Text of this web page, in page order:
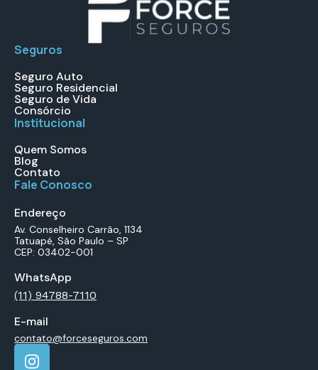
Seguros
Seguro Auto
Seguro Residencial
Seguro de Vida
Consórcio
Institucional
Quem Somos
Blog
Contato
Fale Conosco
Endereço
Av. Conselheiro Carrão, 1134
Tatuapé, São Paulo – SP
CEP: 03402-001
WhatsApp
(11) 94788-7110
E-mail
contato@forceseguros.com